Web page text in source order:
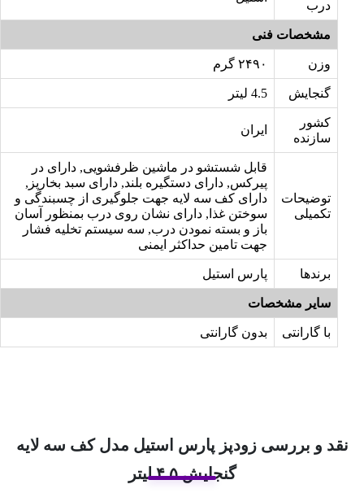
درب
مشخصات فنی
وزن ۲۴۹۰ گرم
گنجایش 4.5 لیتر
کشور
سازنده
ایران
توضیحات
تکمیلی
قابل شستشو در ماشین ظرفشویی, دارای در
پیرکس, دارای دستگیره بلند, دارای سبد بخارپز,
دارای کف سه لایه جهت جلوگیری از چسبندگی و
سوختن غذا, دارای نشان روی درب بمنظور آسان
باز و بسته نمودن درب, سه سیستم تخلیه فشار
جهت تامین حداکثر ایمنی
برندها پارس استیل
سایر مشخصات
با گارانتی بدون گارانتی
نقد و بررسی زودپز پارس استیل مدل کف سه لایه
گنجایش ۴.۵ لیتر